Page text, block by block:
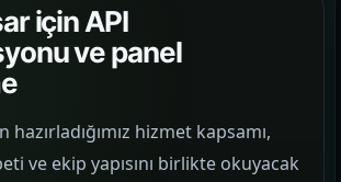
için API
ve panel
hizmet kapsamı,
ve ekip yapısını birlikte okuyacak